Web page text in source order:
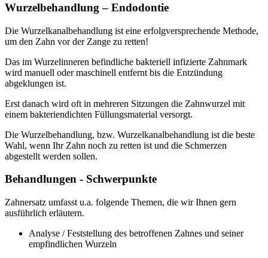
Wurzelbehandlung – Endodontie
Die Wurzelkanalbehandlung ist eine erfolgversprechende Methode,
um den Zahn vor der Zange zu retten!
Das im Wurzelinneren befindliche bakteriell infizierte Zahnmark
wird manuell oder maschinell entfernt bis die Entzündung
abgeklungen ist.
Erst danach wird oft in mehreren Sitzungen die Zahnwurzel mit
einem bakteriendichten Füllungsmaterial versorgt.
Die Wurzelbehandlung, bzw. Wurzelkanalbehandlung ist die beste
Wahl, wenn Ihr Zahn noch zu retten ist und die Schmerzen
abgestellt werden sollen.
Behandlungen - Schwerpunkte
Zahnersatz umfasst u.a. folgende Themen, die wir Ihnen gern
ausführlich erläutern.
Analyse / Feststellung des betroffenen Zahnes und seiner
empfindlichen Wurzeln